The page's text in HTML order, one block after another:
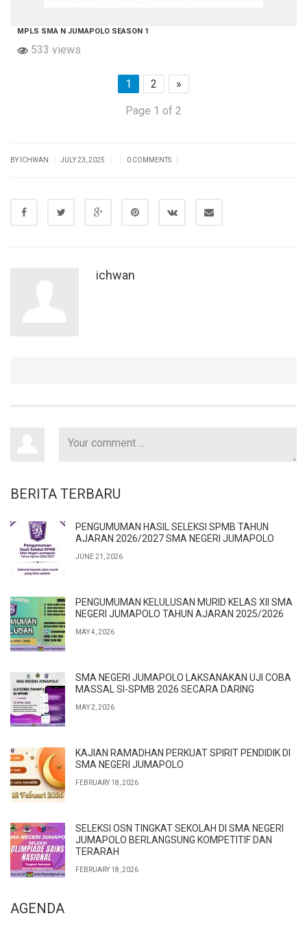
MPLS SMA N JUMAPOLO SEASON 1
533 views
1 2 »
Page 1 of 2
BY ICHWAN JULY 23, 2025 0 COMMENTS
ichwan
BERITA TERBARU
PENGUMUMAN HASIL SELEKSI SPMB TAHUN
AJARAN 2026/2027 SMA NEGERI JUMAPOLO
JUNE 21, 2026
PENGUMUMAN KELULUSAN MURID KELAS XII SMA
NEGERI JUMAPOLO TAHUN AJARAN 2025/2026
MAY 4, 2026
SMA NEGERI JUMAPOLO LAKSANAKAN UJI COBA
MASSAL SI-SPMB 2026 SECARA DARING
MAY 2, 2026
KAJIAN RAMADHAN PERKUAT SPIRIT PENDIDIK DI
SMA NEGERI JUMAPOLO
FEBRUARY 18, 2026
SELEKSI OSN TINGKAT SEKOLAH DI SMA NEGERI
JUMAPOLO BERLANGSUNG KOMPETITIF DAN
TERARAH
FEBRUARY 18, 2026
AGENDA